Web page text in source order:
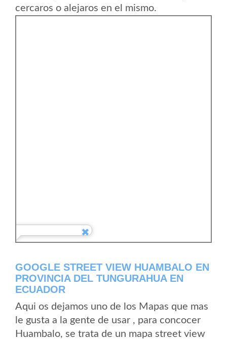
cercaros o alejaros en el mismo.
GOOGLE STREET VIEW HUAMBALO EN
PROVINCIA DEL TUNGURAHUA EN
ECUADOR
Aqui os dejamos uno de los Mapas que mas
le gusta a la gente de usar , para concocer
Huambalo, se trata de un mapa street view